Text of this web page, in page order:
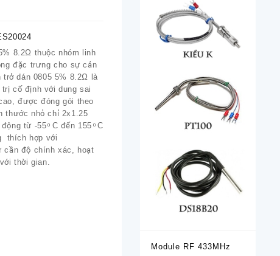
8.2Ω thuộc nhóm linh
đặc trưng cho sự cản
trở dán 0805 5% 8.2Ω là
cố định với dung sai
được đóng gói theo
thước nhỏ chỉ 2x1.25
từ -55 ͦ C đến 155 ͦ C
thích hợp với
cần độ chính xác, hoạt
thời gian.
Module RF 433MHz